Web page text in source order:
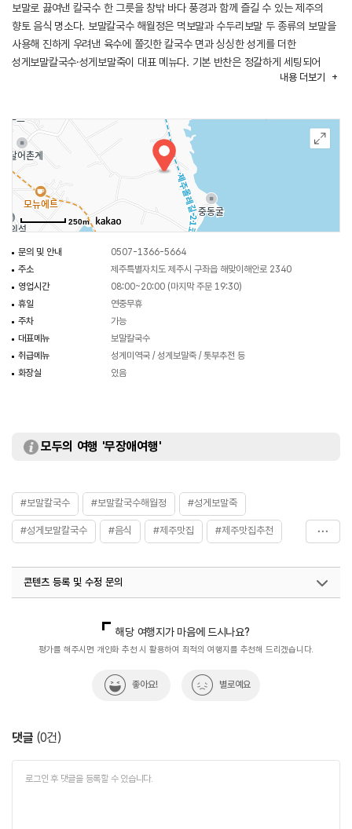
보말로 끓여낸 칼국수 한 그릇을 창밖 바다 풍경과 함께 즐길 수 있는 제주의
향토 음식 명소다. 보말칼국수 해월정은 먹보말과 수두리보말 두 종류의 보말을
사용해 진하게 우려낸 육수에 쫄깃한 칼국수 면과 싱싱한 성게를 더한
성게보말칼국수·성게보말죽이 대표 메뉴다. 기본 반찬은 정갈하게 세팅되어
있고 부족한 찬은 셀프바에서 자유롭게 이용할 수 있다. 칼국수를 다 먹은 뒤
고소한 풍미가 살아난 죽볶음은 죽과 볶음밥의 중간쯤 되는 이집의 별미 메뉴다.
인근 종달항에서 우도행 배를 탈 수 있어 우도 방문 전후로 들르기 좋으며,
제주올레길 21코스 산책과 연계해 방문하기 좋다.
내용 더보기
250m
문의 및 안내
0507-1366-5664
주소
제주특별자치도 제주시 구좌읍 해맞이해안로 2340
영업시간
08:00~20:00 (마지막 주문 19:30)
휴일
연중무휴
주차
가능
대표메뉴
보말칼국수
취급메뉴
성게미역국 / 성게보말죽 / 톳부추전 등
화장실
있음
모두의 여행 '무장애여행'
#보말칼국수 #보말칼국수해월정 #성게보말죽
#성게보말칼국수 #음식 #제주맛집 #제주맛집추천
콘텐츠 등록 및 수정 문의
해당 여행지가 마음에 드시나요?
평가를 해주시면 개인화 추천 시 활용하여 최적의 여행지를 추천해 드리겠습니다.
좋아요! 별로예요
댓글 (0건)